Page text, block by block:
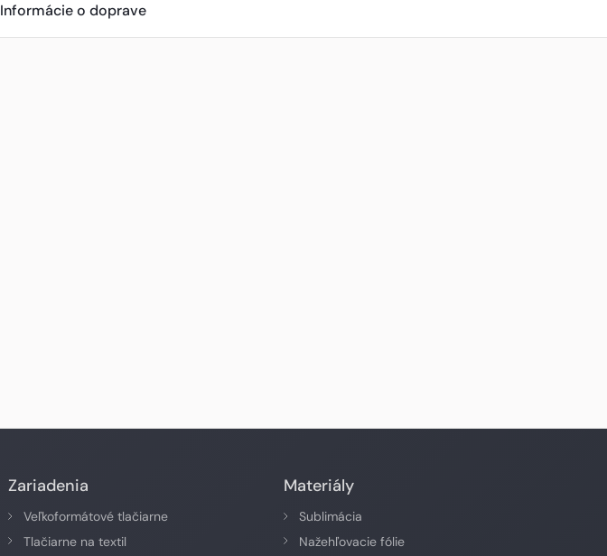
Informácie o doprave
Zariadenia
Veľkoformátové tlačiarne
Tlačiarne na textil
Materiály
Sublimácia
Nažehľovacie fólie